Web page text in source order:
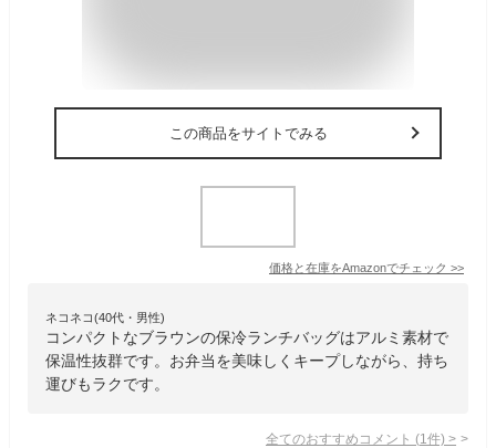
この商品をサイトでみる
価格と在庫をAmazonでチェック >>
ネコネコ(40代・男性)
コンパクトなブラウンの保冷ランチバッグはアルミ素材で
保温性抜群です。お弁当を美味しくキープしながら、持ち
運びもラクです。
全てのおすすめコメント (1 件) >